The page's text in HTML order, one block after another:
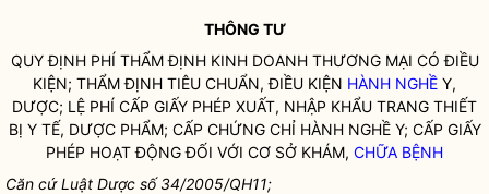
THÔNG TƯ
QUY ĐỊNH PHÍ THẨM ĐỊNH KINH DOANH THƯƠNG MẠI CÓ ĐIỀU
KIỆN; THẨM ĐỊNH TIÊU CHUẨN, ĐIỀU KIỆN HÀNH NGHỀ Y,
DƯỢC; LỆ PHÍ CẤP GIẤY PHÉP XUẤT, NHẬP KHẨU TRANG THIẾT
BỊ Y TẾ, DƯỢC PHẨM; CẤP CHỨNG CHỈ HÀNH NGHỀY; CẤP GIẤY
PHÉP HOẠT ĐỘNG ĐỐI VỚI CƠ SỞ KHÁM, CHỮA BỆNH
Căn cứ Luật Dược số 34/2005/QH11;